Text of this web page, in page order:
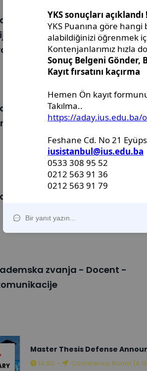
zvanja - Docent -
Anglistika: Prevođenje i
zvanja - Viši asistent -
odnosi i Komparativna
zvanja - Docent -
zvanja - Docent -
Master Thesis Defense
14:00 - Conference Room (A